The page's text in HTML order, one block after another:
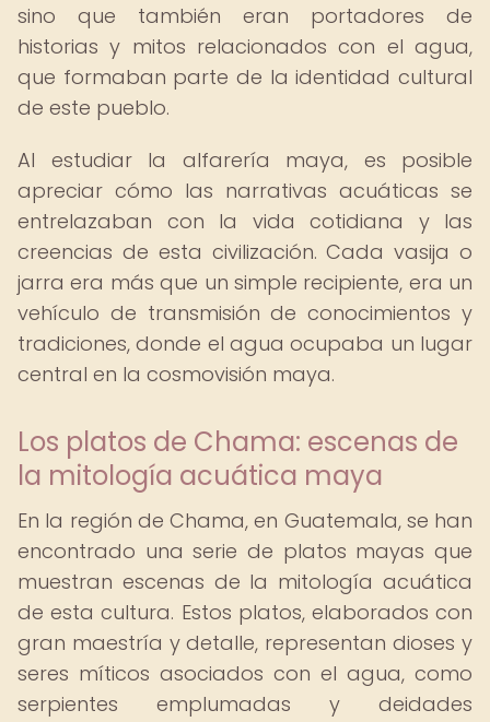
sino que también eran portadores de
historias y mitos relacionados con el agua,
que formaban parte de la identidad cultural
de este pueblo.
Al estudiar la alfarería maya, es posible
apreciar cómo las narrativas acuáticas se
entrelazaban con la vida cotidiana y las
creencias de esta civilización. Cada vasija o
jarra era más que un simple recipiente, era un
vehículo de transmisión de conocimientos y
tradiciones, donde el agua ocupaba un lugar
central en la cosmovisión maya.
Los platos de Chama: escenas de
la mitología acuática maya
En la región de Chama, en Guatemala, se han
encontrado una serie de platos mayas que
muestran escenas de la mitología acuática
de esta cultura. Estos platos, elaborados con
gran maestría y detalle, representan dioses y
seres míticos asociados con el agua, como
serpientes emplumadas y deidades